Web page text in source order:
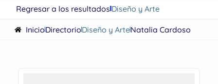
Regresar a los resultadosDiseño y Arte
InicioDirectorioDiseño y ArteNatalia Cardoso